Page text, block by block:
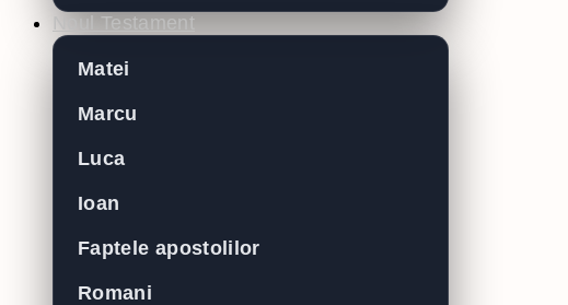
Noul Testament
Matei
Marcu
Luca
Ioan
Faptele apostolilor
Romani